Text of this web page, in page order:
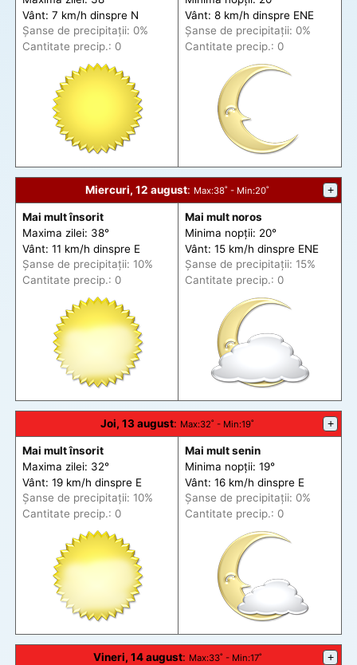
Vânt: 7 km/h dinspre N
Șanse de precipitații: 0%
Cantitate precip.: 0
Vânt: 8 km/h dinspre ENE
Șanse de precipitații: 0%
Cantitate precip.: 0
Miercuri, 12 august: Max:38˚ - Min:20˚ +
Mai mult însorit
Maxima zilei: 38°
Vânt: 11 km/h dinspre E
Șanse de precipitații: 10%
Cantitate precip.: 0
Mai mult noros
Minima nopții: 20°
Vânt: 15 km/h dinspre ENE
Șanse de precipitații: 15%
Cantitate precip.: 0
Joi, 13 august: Max:32˚ - Min:19˚ +
Mai mult însorit
Maxima zilei: 32°
Vânt: 19 km/h dinspre E
Șanse de precipitații: 10%
Cantitate precip.: 0
Mai mult senin
Minima nopții: 19°
Vânt: 16 km/h dinspre E
Șanse de precipitații: 0%
Cantitate precip.: 0
Vineri, 14 august: Max:33˚ - Min:17˚ +